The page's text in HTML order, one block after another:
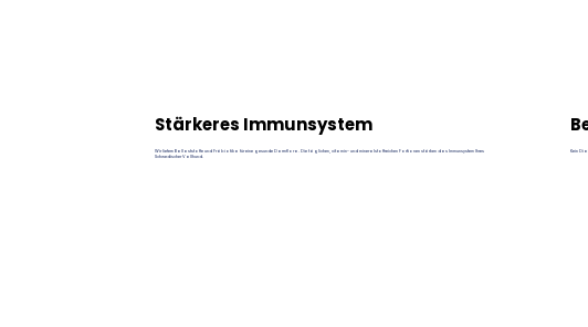
Stärkeres Immunsystem
Wir liefern Ballaststoffe und Präbiotika für eine gesunde Darmflora. Die täglichen, vitamin- und mineralstoffreichen Portionen stärken das Immunsystem Ihres
Schwedischer Vallhund.
Kein